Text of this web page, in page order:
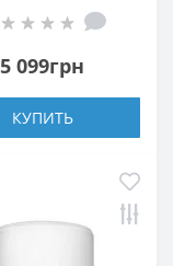
5 099грн
КУПИТЬ